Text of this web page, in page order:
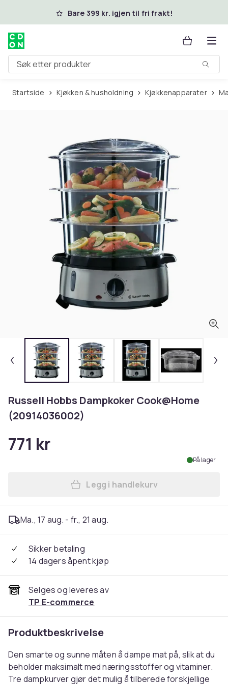
Hopp til hovedinnholdBare 399 kr. igjen til fri frakt!
Søk etter produkter
Startside Kjøkken & husholdning Kjøkkenapparater
Russell Hobbs Dampkoker Cook@Home
(20914036002)
771 kr
På lager
Legg Russell Hobbs
Legg i handlekurv
Ma., 17 aug. - fr., 21 aug.
Sikker betaling
14 dagers åpent kjøp
Selges og leveres av
TP E-commerce
Produktbeskrivelse
Den smarte og sunne måten å dampe mat på, slik at du
beholder maksimalt med næringsstoffer og vitaminer.
Tre dampkurver gjør det mulig å tilberede forskjellige